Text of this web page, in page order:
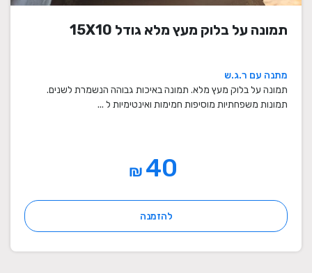
תמונה על בלוק מעץ מלא גודל 15X10
מתנה עם ר.ג.ש
תמונה על בלוק מעץ מלא. תמונה באיכות גבוהה הנשמרת לשנים.
תמונות משפחתיות מוסיפות חמימות ואינטימיות ל ...
₪
להזמנה